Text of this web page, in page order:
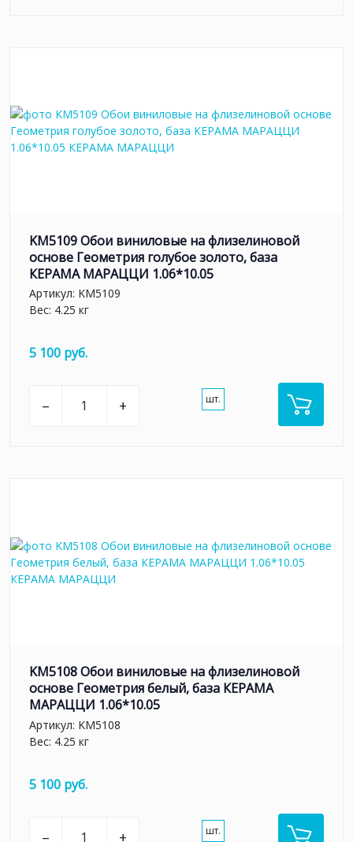
KM5109 Обои виниловые на флизелиновой
основе Геометрия голубое золото, база
КЕРАМА МАРАЦЦИ 1.06*10.05
Артикул: KM5109
Вес: 4.25 кг
5 100 руб.
– + шт.
KM5108 Обои виниловые на флизелиновой
основе Геометрия белый, база КЕРАМА
МАРАЦЦИ 1.06*10.05
Артикул: KM5108
Вес: 4.25 кг
5 100 руб.
– + шт.